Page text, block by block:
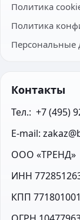
Политика
Политика
Персональные
Контакты
Тел.:  +7 (495)
E-mail:
ООО «ТРЕНД»
ИНН
КПП 771801001